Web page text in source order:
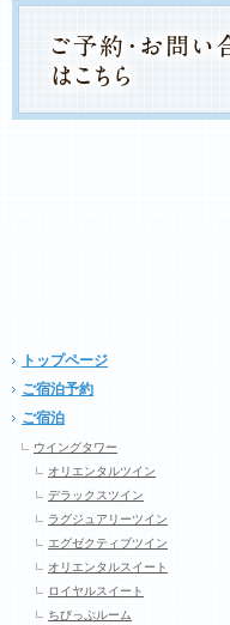
トップページ
ご宿泊予約
ご宿泊
ウイングタワー
オリエンタルツイン
デラックスツイン
ラグジュアリーツイン
エグゼクティブツイン
オリエンタルスイート
ロイヤルスイート
ちびっぷルーム